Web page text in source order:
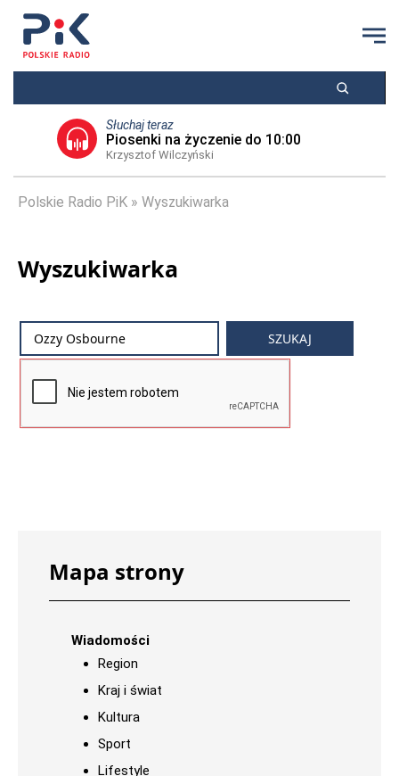
Słuchaj teraz
Piosenki na życzenie do 10:00
Krzysztof Wilczyński
Polskie Radio PiK Wyszukiwarka
Wyszukiwarka
Mapa strony
Wiadomości
Region
Kraj i świat
Kultura
Sport
Lifestyle